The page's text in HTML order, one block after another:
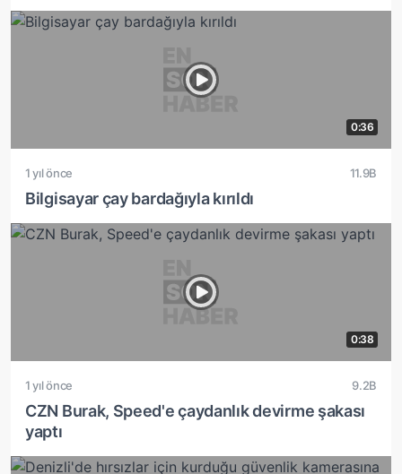
0:36
1 yıl önce 11.9B
Bilgisayar çay bardağıyla kırıldı
0:38
1 yıl önce 9.2B
CZN Burak, Speed'e çaydanlık devirme şakası
yaptı